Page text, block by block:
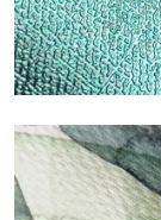
Metal
Metal es el